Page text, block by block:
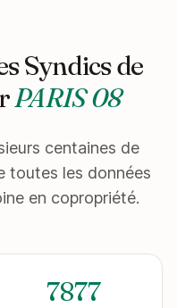
Syndics de
PARIS 08
centaines de
toutes les données
en copropriété.
7877